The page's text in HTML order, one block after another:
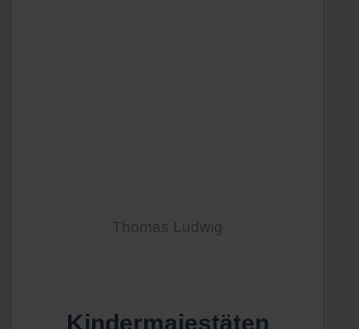
Thomas Ludwig
Kindermajestäten